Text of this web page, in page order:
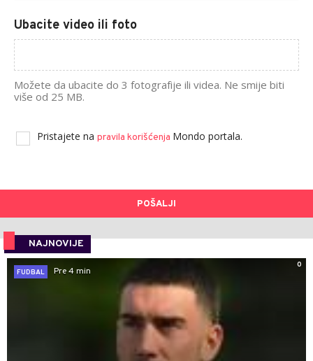
Ubacite video ili foto
Možete da ubacite do 3 fotografije ili videa. Ne smije biti
više od 25 MB.
Pristajete na pravila korišćenja Mondo portala.
POŠALJI
NAJNOVIJE
0
FUDBAL
Pre 4 min